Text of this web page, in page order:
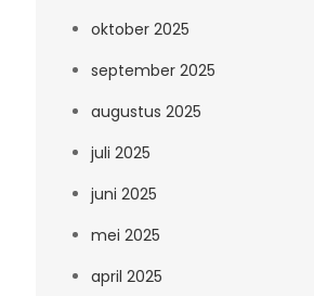
oktober 2025
september 2025
augustus 2025
juli 2025
juni 2025
mei 2025
april 2025